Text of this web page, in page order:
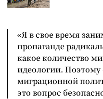
«Я в свое время
пропаганде
какое количество
идеологии. Поэтому
миграционной
это вопрос